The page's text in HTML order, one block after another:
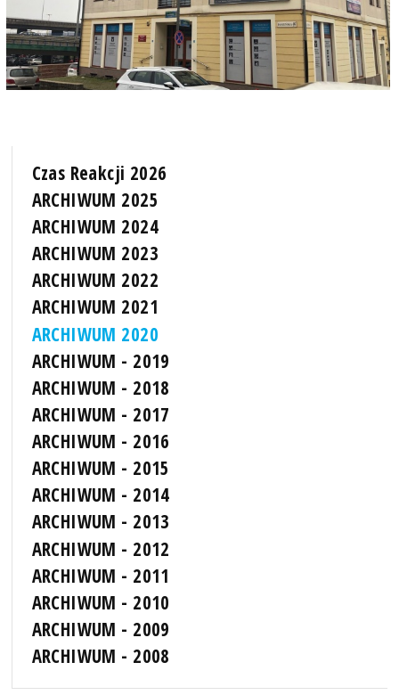
Czas Reakcji 2026
ARCHIWUM 2025
ARCHIWUM 2024
ARCHIWUM 2023
ARCHIWUM 2022
ARCHIWUM 2021
ARCHIWUM 2020
ARCHIWUM - 2019
ARCHIWUM - 2018
ARCHIWUM - 2017
ARCHIWUM - 2016
ARCHIWUM - 2015
ARCHIWUM - 2014
ARCHIWUM - 2013
ARCHIWUM - 2012
ARCHIWUM - 2011
ARCHIWUM - 2010
ARCHIWUM - 2009
ARCHIWUM - 2008